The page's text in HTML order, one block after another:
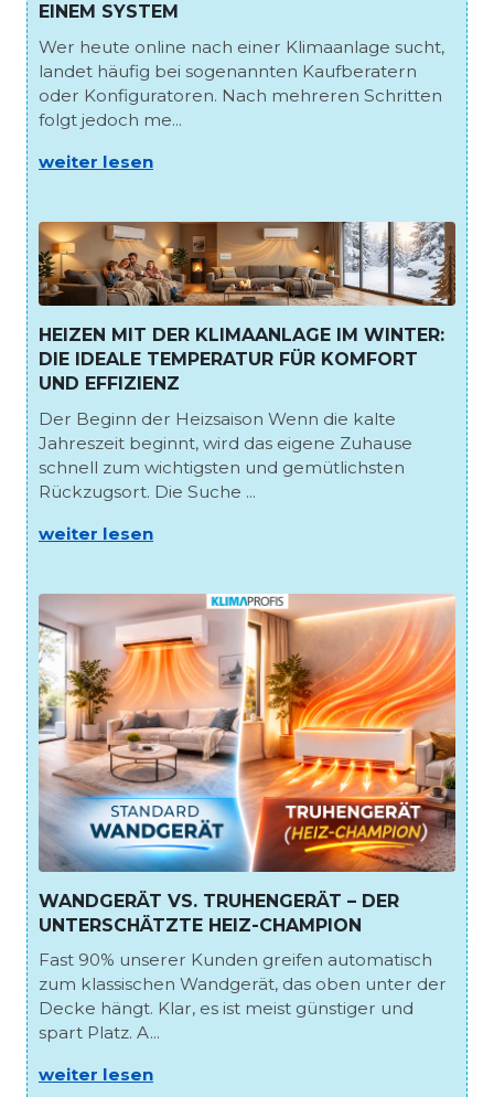
EINEM SYSTEM
Wer heute online nach einer Klimaanlage sucht,
landet häufig bei sogenannten Kaufberatern
oder Konfiguratoren. Nach mehreren Schritten
folgt jedoch me...
weiter lesen
HEIZEN MIT DER KLIMAANLAGE IM WINTER:
DIE IDEALE TEMPERATUR FÜR KOMFORT
UND EFFIZIENZ
Der Beginn der Heizsaison Wenn die kalte
Jahreszeit beginnt, wird das eigene Zuhause
schnell zum wichtigsten und gemütlichsten
Rückzugsort. Die Suche ...
weiter lesen
WANDGERÄT VS. TRUHENGERÄT – DER
UNTERSCHÄTZTE HEIZ-CHAMPION
Fast 90% unserer Kunden greifen automatisch
zum klassischen Wandgerät, das oben unter der
Decke hängt. Klar, es ist meist günstiger und
spart Platz. A...
weiter lesen